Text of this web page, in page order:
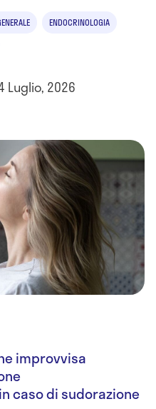
ENDOCRINOLOGIA
Luglio, 2026
improvvisa
caso di sudorazione